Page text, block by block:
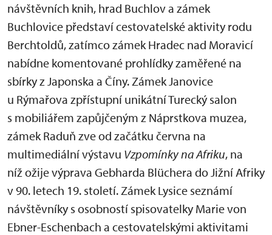
návštěvních knih, hrad Buchlov a zámek
Buchlovice představí cestovatelské aktivity rodu
Berchtoldů, zatímco zámek Hradec nad Moravicí
nabídne komentované prohlídky zaměřené na
sbírky z Japonska a Číny. Zámek Janovice
u Rýmařova zpřístupní unikátní Turecký salon
s mobiliářem zapůjčeným z Náprstkova muzea,
zámek Raduň zve od začátku června na
multimediální výstavu Vzpomínky na Afriku, na
níž ožije výprava Gebharda Blüchera do Jižní Afriky
v 90. letech 19. století. Zámek Lysice seznámí
návštěvníky s osobností spisovatelky Marie von
Ebner-Eschenbach a cestovatelskými aktivitami